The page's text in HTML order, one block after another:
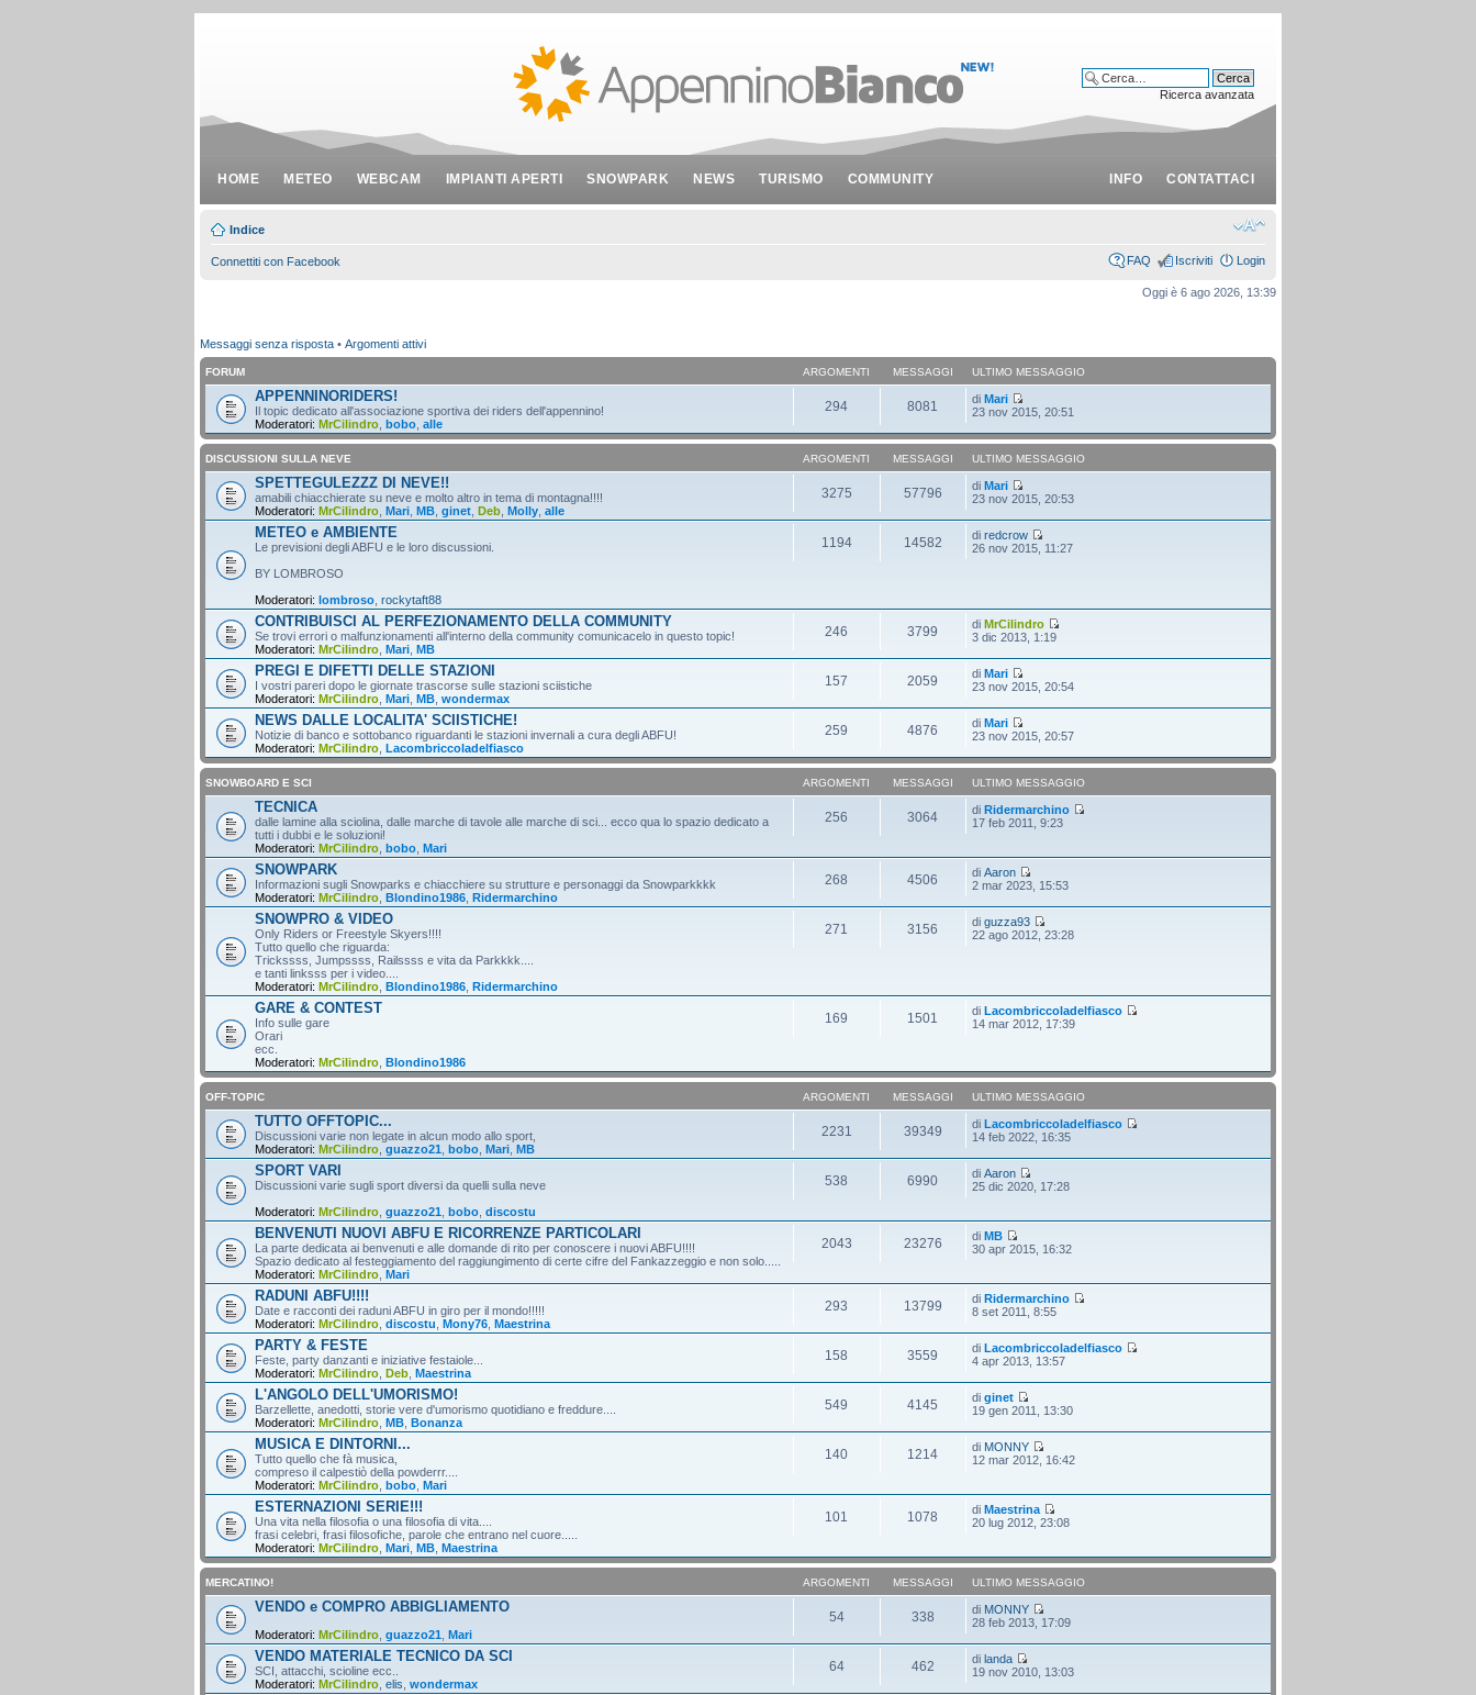
HOME METEO WEBCAM IMPIANTI APERTI SNOWPARK NEWS TURISMO COMMUNITY INFO CONTATTACI
Ricerca avanzata
Indice
Connettiti con Facebook FAQ Iscriviti Login
Oggi è 6 ago 2026, 13:39
Messaggi senza risposta • Argomenti attivi
FORUM ARGOMENTI MESSAGGI ULTIMO MESSAGGIO
APPENNINORIDERS!
Il topic dedicato all'associazione sportiva dei riders dell'appennino!
Moderatori: MrCilindro bobo alle
294 8081 diMari
23 nov 2015, 20:51
DISCUSSIONI SULLA NEVE ARGOMENTI MESSAGGI ULTIMO MESSAGGIO
SPETTEGULEZZZ DI NEVE!!
amabili chiacchierate su neve e molto altro in tema di montagna!!!!
Moderatori: MrCilindro Mari MB ginet Deb Molly alle
3275 57796 diMari
23 nov 2015, 20:53
METEO e AMBIENTE
Le previsioni degli ABFU e le loro discussioni.
BY LOMBROSO
Moderatori: lombroso rockytaft88
1194 14582 diredcrow
26 nov 2015, 11:27
CONTRIBUISCI AL PERFEZIONAMENTO DELLA COMMUNITY
Se trovi errori o malfunzionamenti all'interno della community comunicacelo in questo topic!
Moderatori: MrCilindro Mari MB
246 3799 diMrCilindro
3 dic 2013, 1:19
PREGI E DIFETTI DELLE STAZIONI
I vostri pareri dopo le giornate trascorse sulle stazioni sciistiche
Moderatori: MrCilindro Mari MB wondermax
157 2059 diMari
23 nov 2015, 20:54
NEWS DALLE LOCALITA' SCIISTICHE!
Notizie di banco e sottobanco riguardanti le stazioni invernali a cura degli ABFU!
Moderatori: MrCilindro Lacombriccoladelfiasco
259 4876 diMari
23 nov 2015, 20:57
SNOWBOARD E SCI ARGOMENTI MESSAGGI ULTIMO MESSAGGIO
TECNICA
dalle lamine alla sciolina, dalle marche di tavole alle marche di sci... ecco qua lo spazio dedicato a
tutti i dubbi e le soluzioni!
Moderatori: MrCilindro bobo Mari
256 3064 diRidermarchino
17 feb 2011, 9:23
SNOWPARK
Informazioni sugli Snowparks e chiacchiere su strutture e personaggi da Snowparkkkk
Moderatori: MrCilindro Blondino1986 Ridermarchino
268 4506 diAaron
2 mar 2023, 15:53
SNOWPRO & VIDEO
Only Riders or Freestyle Skyers!!!!
Tutto quello che riguarda:
Trickssss, Jumpssss, Railssss e vita da Parkkkk....
e tanti linksss per i video....
Moderatori: MrCilindro Blondino1986 Ridermarchino
271 3156 diguzza93
22 ago 2012, 23:28
GARE & CONTEST
Info sulle gare
Orari
ecc.
Moderatori: MrCilindro Blondino1986
169 1501 diLacombriccoladelfiasco
14 mar 2012, 17:39
OFF-TOPIC ARGOMENTI MESSAGGI ULTIMO MESSAGGIO
TUTTO OFFTOPIC...
Discussioni varie non legate in alcun modo allo sport,
Moderatori: MrCilindro guazzo21 bobo Mari MB
2231 39349 diLacombriccoladelfiasco
14 feb 2022, 16:35
SPORT VARI
Discussioni varie sugli sport diversi da quelli sulla neve
Moderatori: MrCilindro guazzo21 bobo discostu
538 6990 diAaron
25 dic 2020, 17:28
BENVENUTI NUOVI ABFU E RICORRENZE PARTICOLARI
La parte dedicata ai benvenuti e alle domande di rito per conoscere i nuovi ABFU!!!!
Spazio dedicato al festeggiamento del raggiungimento di certe cifre del Fankazzeggio e non solo.....
Moderatori: MrCilindro Mari
2043 23276 diMB
30 apr 2015, 16:32
RADUNI ABFU!!!!
Date e racconti dei raduni ABFU in giro per il mondo!!!!!
Moderatori: MrCilindro discostu Mony76 Maestrina
293 13799 diRidermarchino
8 set 2011, 8:55
PARTY & FESTE
Feste, party danzanti e iniziative festaiole...
Moderatori: MrCilindro Deb Maestrina
158 3559 diLacombriccoladelfiasco
4 apr 2013, 13:57
L'ANGOLO DELL'UMORISMO!
Barzellette, anedotti, storie vere d'umorismo quotidiano e freddure....
Moderatori: MrCilindro MB Bonanza
549 4145 diginet
19 gen 2011, 13:30
MUSICA E DINTORNI...
Tutto quello che fà musica,
compreso il calpestiò della powderrr....
Moderatori: MrCilindro bobo Mari
140 1214 di MONNY
12 mar 2012, 16:42
ESTERNAZIONI SERIE!!!
Una vita nella filosofia o una filosofia di vita....
frasi celebri, frasi filosofiche, parole che entrano nel cuore.....
Moderatori: MrCilindro Mari MB Maestrina
101 1078 diMaestrina
20 lug 2012, 23:08
MERCATINO! ARGOMENTI MESSAGGI ULTIMO MESSAGGIO
VENDO e COMPRO ABBIGLIAMENTO
Moderatori: MrCilindro guazzo21 Mari
54 338 di MONNY
28 feb 2013, 17:09
VENDO MATERIALE TECNICO DA SCI
SCI, attacchi, scioline ecc..
Moderatori: MrCilindro elis wondermax
64 462 dilanda
19 nov 2010, 13:03